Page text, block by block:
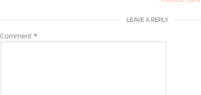
LEAVE A REPLY
Comment *